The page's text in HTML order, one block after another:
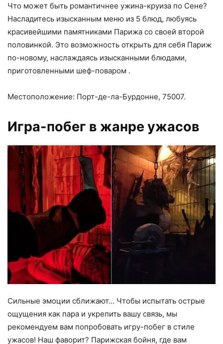
Что может быть романтичнее ужина-круиза по Сене?
Насладитесь изысканным меню из 5 блюд, любуясь
красивейшими памятниками Парижа со своей второй
половинкой. Это возможность открыть для себя Париж
по-новому, наслаждаясь изысканными блюдами,
приготовленными шеф-поваром .
Местоположение: Порт-де-ла-Бурдонне, 75007.
Игра-побег в жанре ужасов
Сильные эмоции сближают… Чтобы испытать острые
ощущения как пара и укрепить вашу связь, мы
рекомендуем вам попробовать игру-побег в стиле
ужасов! Наш фаворит? Парижская бойня, где вам